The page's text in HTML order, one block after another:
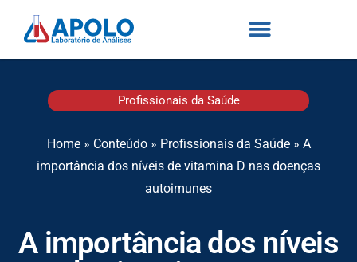
Profissionais da Saúde
Home» Conteúdo» Profissionais da Saúde» A
importância dos níveis de vitamina D nas doenças
autoimunes
A importância dos níveis